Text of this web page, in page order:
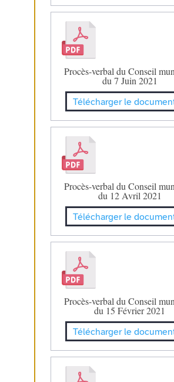
Procès-verbal du Conseil
du 7 Juin 2021
Télécharger le
Procès-verbal du Conseil
du 12 Avril 2021
Télécharger le
Procès-verbal du Conseil
du 15 Février 2021
Télécharger le